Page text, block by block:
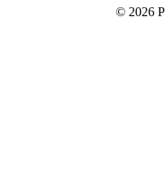
© 2026